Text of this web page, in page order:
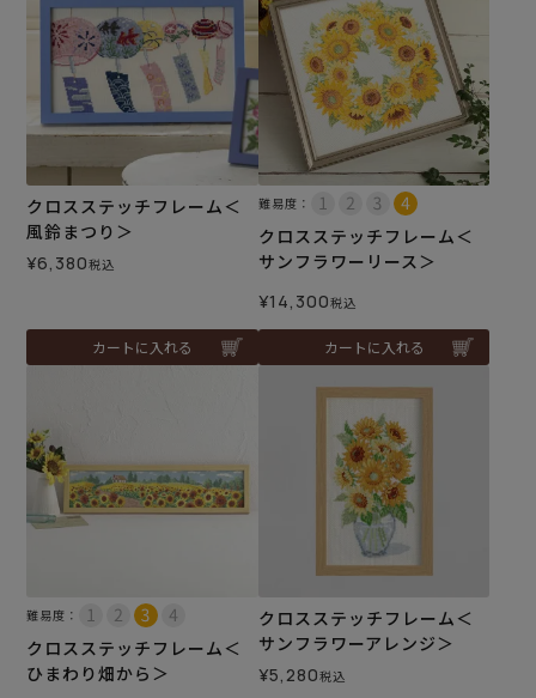
クロスステッチフレーム＜
風鈴まつり＞
¥6,380税込
カートに入れる
難易度：
クロスステッチフレーム＜
サンフラワーリース＞
¥14,300税込
カートに入れる
難易度：
クロスステッチフレーム＜
ひまわり畑から＞
クロスステッチフレーム＜
サンフラワーアレンジ＞
¥5,280税込